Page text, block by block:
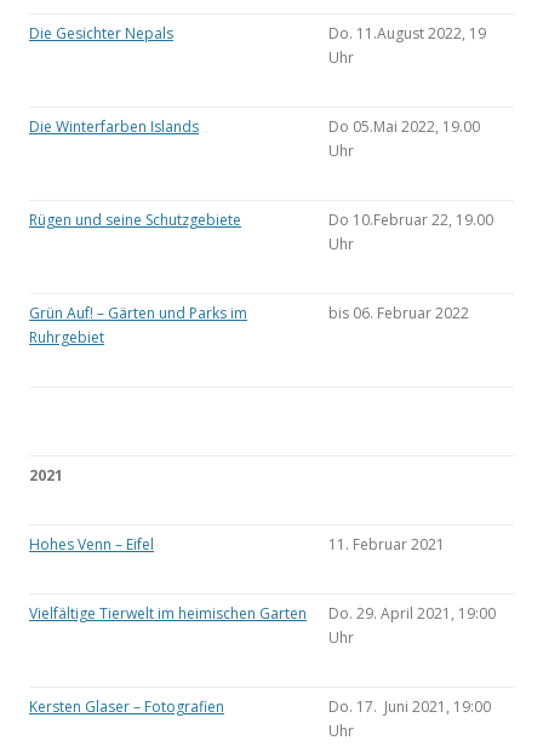
Die Gesichter Nepals
Do. 11.August 2022, 19
Uhr
Die Winterfarben Islands
Do 05.Mai 2022, 19.00
Uhr
Rügen und seine Schutzgebiete
Do 10.Februar 22, 19.00
Uhr
Grün Auf! – Gärten und Parks im
Ruhrgebiet
bis 06. Februar 2022
2021
Hohes Venn – Eifel 11. Februar 2021
Vielfältige Tierwelt im heimischen Garten
Do. 29. April 2021, 19:00
Uhr
Kersten Glaser – Fotografien
Do. 17. Juni 2021, 19:00
Uhr